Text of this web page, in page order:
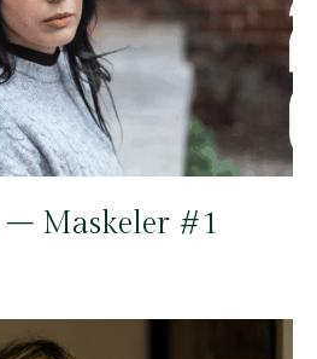
– Maskeler #1